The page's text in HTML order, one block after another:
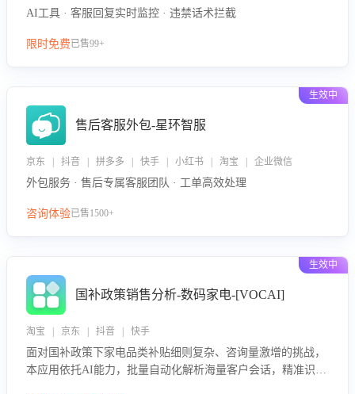
AI工具 · 客服回复实时监控 · 违禁话术拦截
限时免费已售99+
生效中
售后客服外包-星环智服
京东 | 抖音 | 拼多多 | 快手 | 小红书 | 淘宝 | 企业微信
外包服务 · 售后专属客服团队 · 工单高效处理
咨询体验已售1500+
生效中
国补政策销售分析-数码家电-[VOCAI]
淘宝 | 京东 | 抖音 | 快手
面对国补政策下家电品类补贴细则复杂、咨询量激增的挑战，
本应用依托AI能力，批量自动化解析海量客户会话，精准识别